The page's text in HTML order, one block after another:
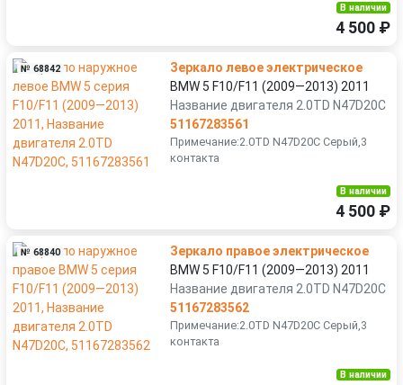
В наличии
4 500 ₽
№ 68842
Зеркало левое электрическое
BMW 5 F10/F11 (2009—2013) 2011
Название двигателя 2.0TD N47D20C
51167283561
Примечание:2.0TD N47D20C Серый,3
контакта
В наличии
4 500 ₽
№ 68840
Зеркало правое электрическое
BMW 5 F10/F11 (2009—2013) 2011
Название двигателя 2.0TD N47D20C
51167283562
Примечание:2.0TD N47D20C Серый,3
контакта
В наличии